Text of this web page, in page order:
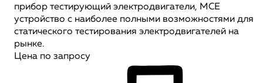
прибор тестирующий электродвигатели, MCE
устройство с наиболее полными возможностями для
статического тестирования электродвигателей на
рынке.
Цена по запросу